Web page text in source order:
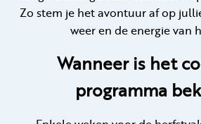
Zo stem je het avontuur af op
weer en de energie van
Wanneer is het
programma